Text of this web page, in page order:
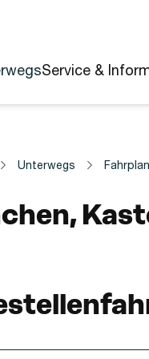
Service &
Unterwegs